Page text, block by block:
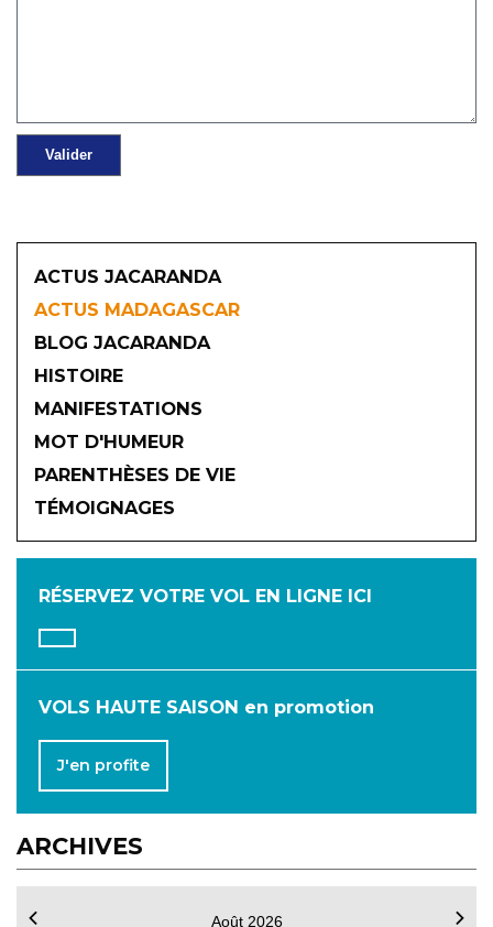
ACTUS JACARANDA
ACTUS MADAGASCAR
BLOG JACARANDA
HISTOIRE
MANIFESTATIONS
MOT D'HUMEUR
PARENTHÈSES DE VIE
TÉMOIGNAGES
RÉSERVEZ VOTRE VOL EN LIGNE ICI
VOLS HAUTE SAISON en promotion
J'en profite
ARCHIVES
JANVIER
AVRIL MAI JUIN
JUILLET AOÛT SEPTEMBRE
OCTOBRE
Août 2026